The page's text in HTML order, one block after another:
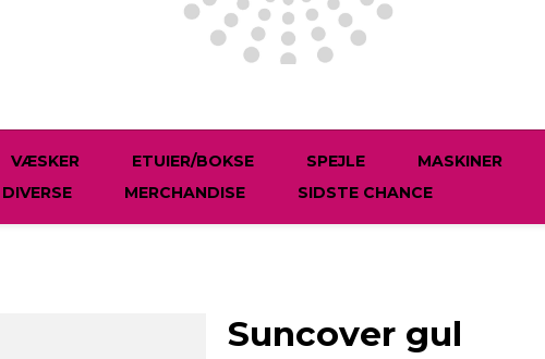
VÆSKER ETUIER/BOKSE SPEJLE MASKINER
DIVERSE
MERCHANDISE SIDSTE CHANCE
Suncover gul